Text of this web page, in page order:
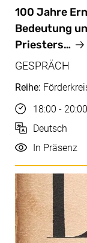
Apr,
100 Jahre
Bedeutung
Priesters…
GESPRÄCH
Reihe:
Uhrzeit
18:00 - 20:00
Sprache
Deutsch
Durchführung
In Präsenz